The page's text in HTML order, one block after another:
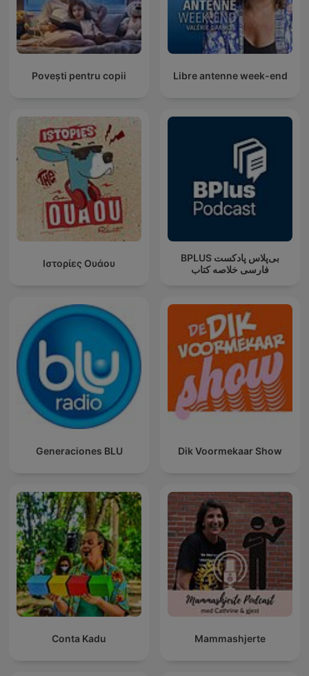
Povești pentru copii Libre antenne week-end
Ιστορίες Ουάου
‌BPLUS بی‌پلاس پادکست
فارسی خلاصه کتاب
Generaciones BLU Dik Voormekaar Show
Conta Kadu Mammashjerte